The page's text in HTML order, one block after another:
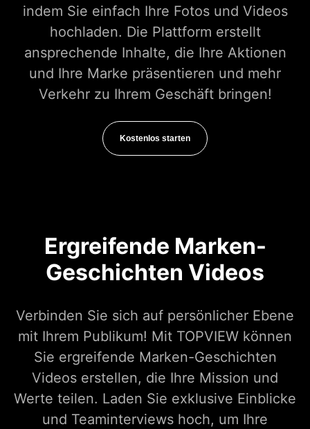
indem Sie einfach Ihre Fotos und Videos
hochladen. Die Plattform erstellt
ansprechende Inhalte, die Ihre Aktionen
und Ihre Marke präsentieren und mehr
Verkehr zu Ihrem Geschäft bringen!
Kostenlos starten
Ergreifende Marken-
Geschichten Videos
Verbinden Sie sich auf persönlicher Ebene
mit Ihrem Publikum! Mit TOPVIEW können
Sie ergreifende Marken-Geschichten
Videos erstellen, die Ihre Mission und
Werte teilen. Laden Sie exklusive Einblicke
und Teaminterviews hoch, um Ihre